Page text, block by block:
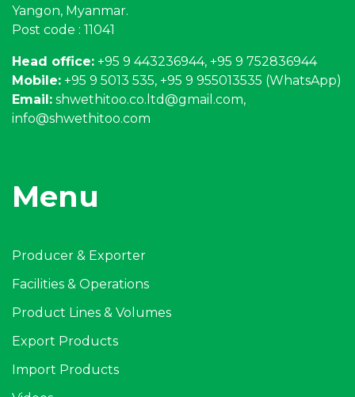
Yangon, Myanmar.
Post code : 11041
Head office: +95 9 443236944, +95 9 752836944
Mobile: +95 9 5013 535, +95 9 955013535 (WhatsApp)
Email: shwethitoo.co.ltd@gmail.com,
info@shwethitoo.com
Menu
Producer & Exporter
Facilities & Operations
Product Lines & Volumes
Export Products
Import Products